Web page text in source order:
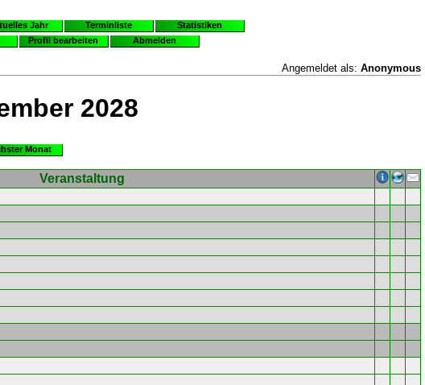
Jahr Terminliste
Statistiken
Profil bearbeiten Abmelden
Angemeldet als: Anonymous
2028
Monat
Veranstaltung